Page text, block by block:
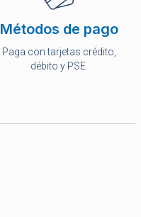
Métodos de pago
Paga con tarjetas crédito,
débito y PSE.